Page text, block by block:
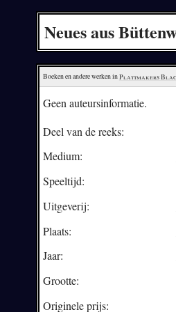
Neues aus
Boeken en andere werken in Plattmakers
Geen auteursinformatie.
Deel van de reeks:
Medium:
Speeltijd:
Uitgeverij:
Plaats:
Jaar:
Grootte:
Originele prijs: